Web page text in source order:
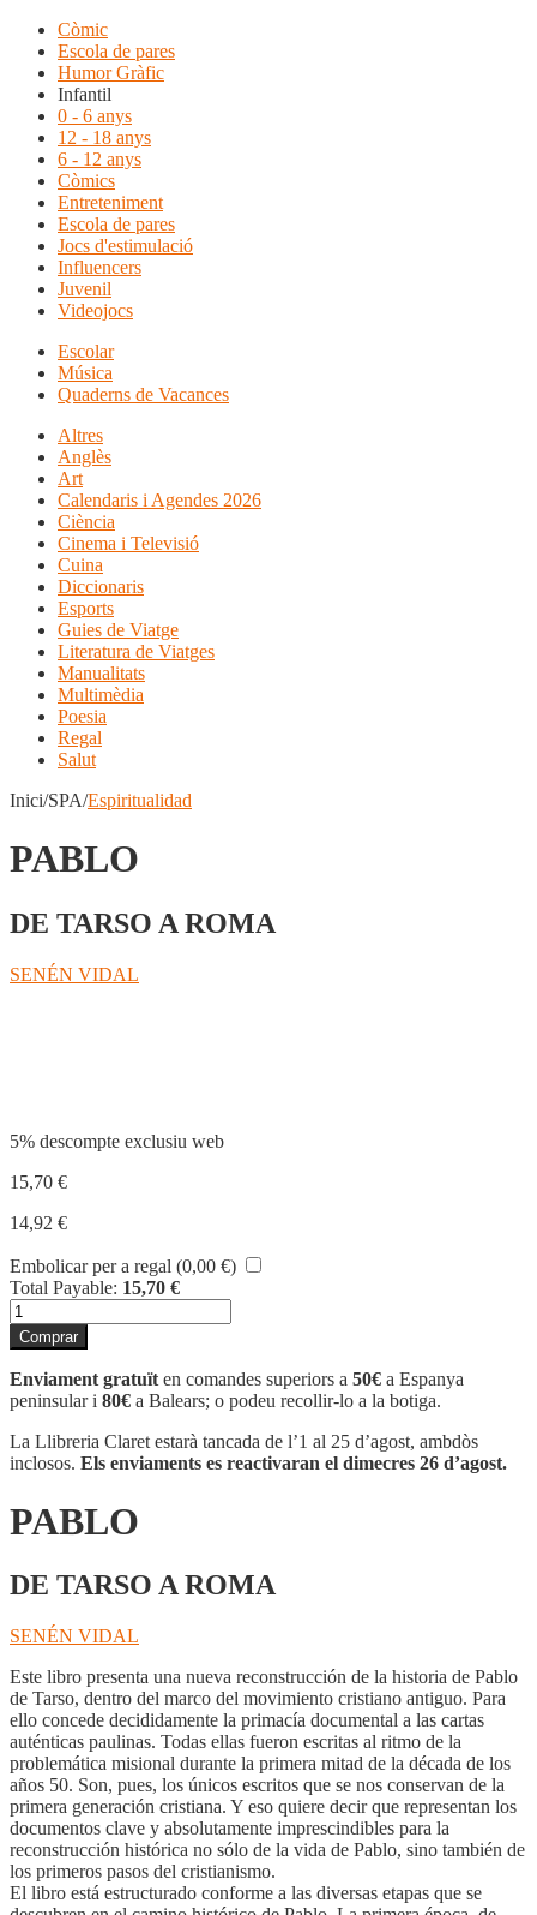
Còmic
Escola de pares
Humor Gràfic
Infantil
0 - 6 anys
12 - 18 anys
6 - 12 anys
Còmics
Entreteniment
Escola de pares
Jocs d'estimulació
Influencers
Juvenil
Videojocs
Escolar
Música
Quaderns de Vacances
Altres
Anglès
Art
Calendaris i Agendes 2026
Ciència
Cinema i Televisió
Cuina
Diccionaris
Esports
Guies de Viatge
Literatura de Viatges
Manualitats
Multimèdia
Poesia
Regal
Salut
Inici/SPA/Espiritualidad
PABLO
DE TARSO A ROMA
SENÉN VIDAL
5% descompte exclusiu web
15,70 €
14,92 €
Embolicar per a regal (0,00 €)
Total Payable: 15,70 €
quantitat
de
PABLO
Comprar
Enviament gratuït en comandes superiors a 50€ a Espanya
peninsular i 80€ a Balears; o podeu recollir-lo a la botiga.
La Llibreria Claret estarà tancada de l’1 al 25 d’agost, ambdòs
inclosos. Els enviaments es reactivaran el dimecres 26 d’agost.
PABLO
DE TARSO A ROMA
SENÉN VIDAL
Este libro presenta una nueva reconstrucción de la historia de Pablo
de Tarso, dentro del marco del movimiento cristiano antiguo. Para
ello concede decididamente la primacía documental a las cartas
auténticas paulinas. Todas ellas fueron escritas al ritmo de la
problemática misional durante la primera mitad de la década de los
años 50. Son, pues, los únicos escritos que se nos conservan de la
primera generación cristiana. Y eso quiere decir que representan los
documentos clave y absolutamente imprescindibles para la
reconstrucción histórica no sólo de la vida de Pablo, sino también de
los primeros pasos del cristianismo.
El libro está estructurado conforme a las diversas etapas que se